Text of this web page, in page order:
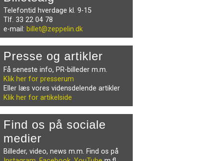
Telefontid hverdage kl. 9-15
Tlf. 33 22 04 78
e-mail: billet@zeppelin.dk
Presse og artikler
Få seneste info, PR-billeder m.m.
Klik her for presserum
Eller læs vores vidensdelende artikler
Klik her for artikelside
Find os på sociale
medier
Billeder, video, news m.m. Find os på